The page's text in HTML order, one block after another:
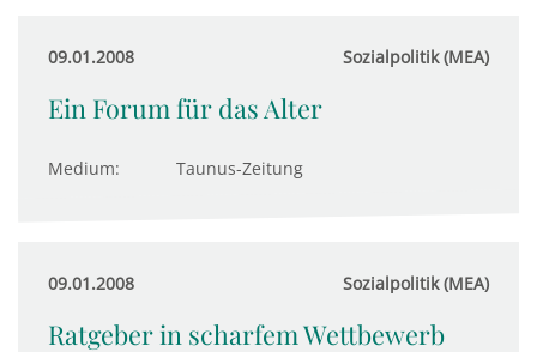
09.01.2008 Sozialpolitik (MEA)
Ein Forum für das Alter
Medium: Taunus-Zeitung
09.01.2008 Sozialpolitik (MEA)
Ratgeber in scharfem Wettbewerb